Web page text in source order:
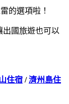
的選項啦！
出國旅遊也可以
住宿 /濟州島住